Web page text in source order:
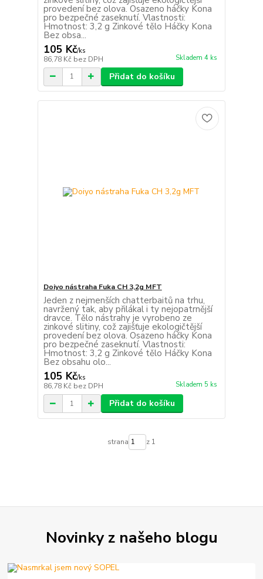
provedení bez olova. Osazeno háčky Kona
pro bezpečné zaseknutí. Vlastnosti:
Hmotnost: 3,2 g Zinkové tělo Háčky Kona
Bez obsa...
105 Kč/ks
86,78 Kč bez DPH Skladem 4 ks
Přidat do košíku
Doiyo nástraha Fuka CH 3,2g MFT
Jeden z nejmenších chatterbaitů na trhu,
navržený tak, aby přilákal i ty nejopatrnější
dravce. Tělo nástrahy je vyrobeno ze
zinkové slitiny, což zajišťuje ekologičtější
provedení bez olova. Osazeno háčky Kona
pro bezpečné zaseknutí. Vlastnosti:
Hmotnost: 3,2 g Zinkové tělo Háčky Kona
Bez obsahu olo...
105 Kč/ks
86,78 Kč bez DPH Skladem 5 ks
Přidat do košíku
strana z 1
Novinky z našeho blogu